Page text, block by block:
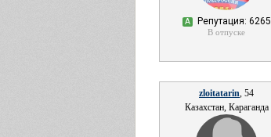
А Репутация: 6265
В отпуске
zloitatarin, 54
Казахстан, Караганда